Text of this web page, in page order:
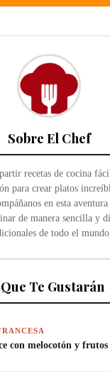
Sobre El Chef
recetas de cocina
para crear platos
en esta
de manera sencilla y
de todo el mundo.
Te Gustarán
con melocotón y